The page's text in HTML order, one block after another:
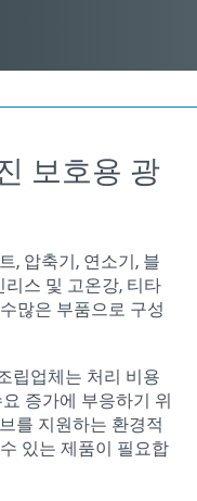
보호용 광
, 압축기, 연소기, 블
스 및 고온강, 티타
많은 부품으로 구성
립업체는 처리 비용
증가에 부응하기 위
를 지원하는 환경적
있는 제품이 필요합